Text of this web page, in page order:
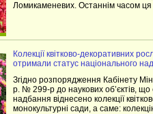
Ломикаменевих. Останнім часом
Колекції квітково-декоративних
отримали статус національного
Згідно розпорядження Кабінету
р. № 299-р до наукових об’єктів,
надбання віднесено колекції
монокультурні сади, а саме: